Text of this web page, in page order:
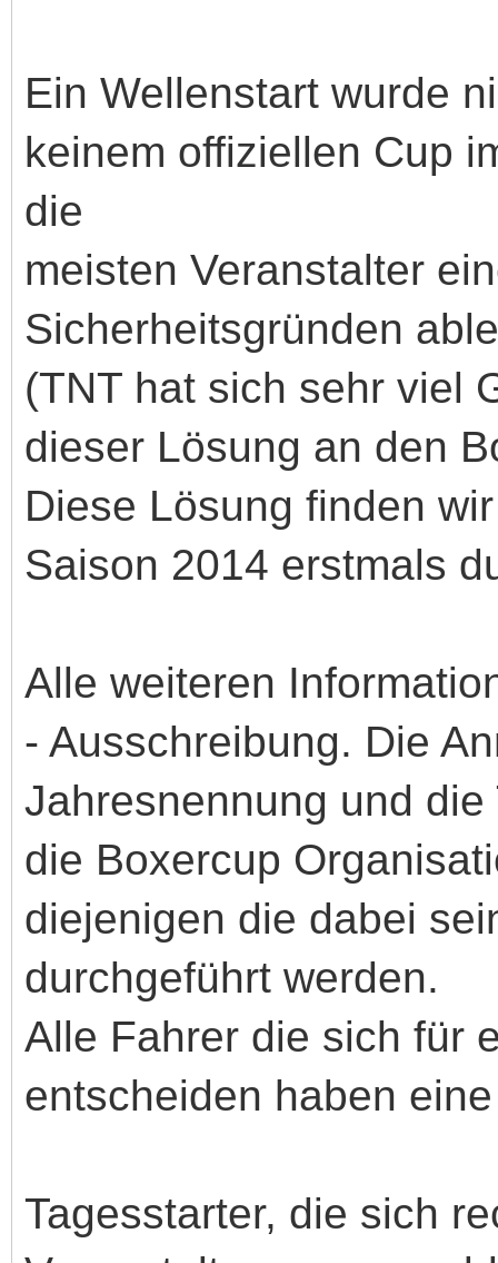
Ein Wellenstart wurde
keinem offiziellen Cup
die
meisten Veranstalter
Sicherheitsgründen
(TNT hat sich sehr viel
dieser Lösung an den
Diese Lösung finden
Saison 2014 erstmals
Alle weiteren
- Ausschreibung. Die
Jahresnennung und
die Boxercup
diejenigen die dabei
durchgeführt werden.
Alle Fahrer die sich für
entscheiden haben
Tagesstarter, die sich